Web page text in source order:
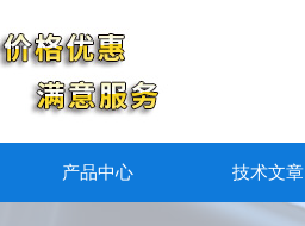
产品中心 技术文章